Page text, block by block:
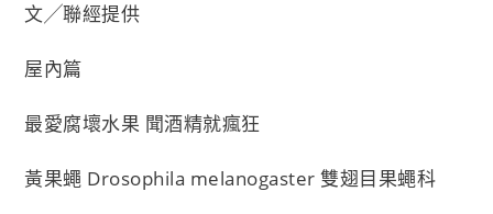
c
b
o
k
n
e
i
k
文╱聯經提供
屋內篇
最愛腐壞水果 聞酒精就瘋狂
黃果蠅 Drosophila melanogaster 雙翅目果蠅科